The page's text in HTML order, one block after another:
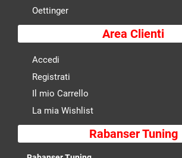
Oettinger
Area Clienti
Accedi
Registrati
Il mio Carrello
La mia Wishlist
Rabanser Tuning